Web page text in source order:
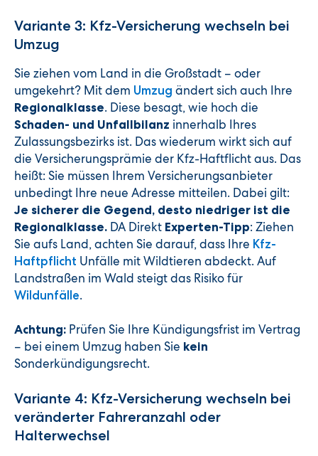
Variante 3: Kfz-Versicherung wechseln bei
Umzug
Sie ziehen vom Land in die Großstadt – oder
umgekehrt? Mit dem Umzug ändert sich auch Ihre
Regionalklasse. Diese besagt, wie hoch die
Schaden- und Unfallbilanz innerhalb Ihres
Zulassungsbezirks ist. Das wiederum wirkt sich auf
die Versicherungsprämie der Kfz-Haftflicht aus. Das
heißt: Sie müssen Ihrem Versicherungsanbieter
unbedingt Ihre neue Adresse mitteilen. Dabei gilt:
Je sicherer die Gegend, desto niedriger ist die
Regionalklasse. DA Direkt Experten-Tipp: Ziehen
Sie aufs Land, achten Sie darauf, dass Ihre Kfz-
Haftpflicht Unfälle mit Wildtieren abdeckt. Auf
Landstraßen im Wald steigt das Risiko für
Wildunfälle.
Achtung: Prüfen Sie Ihre Kündigungsfrist im Vertrag
– bei einem Umzug haben Sie kein
Sonderkündigungsrecht.
Variante 4: Kfz-Versicherung wechseln bei
veränderter Fahreranzahl oder
Halterwechsel